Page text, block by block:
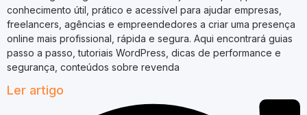
conhecimento útil, prático e acessível para ajudar empresas,
freelancers, agências e empreendedores a criar uma presença
online mais profissional, rápida e segura. Aqui encontrará guias
passo a passo, tutoriais WordPress, dicas de performance e
segurança, conteúdos sobre revenda
Ler artigo